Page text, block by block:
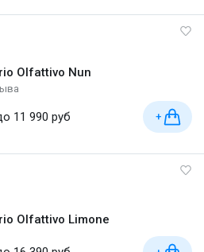
Olfattivo Nun
11 990 руб +
Olfattivo Limone